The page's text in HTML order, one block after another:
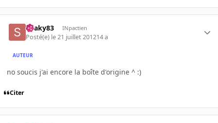
Snaky83 INpactien
Posté(e) le 21 juillet 201214 a
AUTEUR
no soucis j'ai encore la boîte d'origine ^ :)
Citer